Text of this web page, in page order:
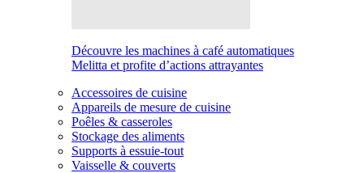
Découvre les machines à café automatiques
Melitta et profite d’actions attrayantes
Accessoires de cuisine
Appareils de mesure de cuisine
Poêles & casseroles
Stockage des aliments
Supports à essuie-tout
Vaisselle & couverts